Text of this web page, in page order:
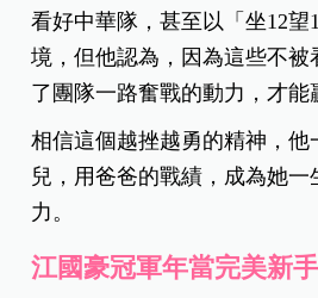
看好中華隊，甚至以「坐12望
境，但他認為，因為這些不
了團隊一路奮戰的動力，才能
相信這個越挫越勇的精神，他
兒，用爸爸的戰績，成為她一
力。
江國豪冠軍年當完美新